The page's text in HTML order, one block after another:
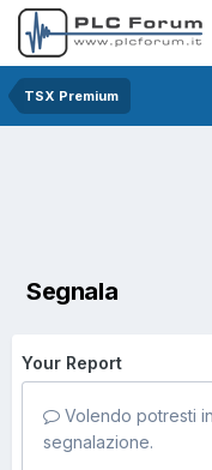
TSX Premium
Segnala
Your Report
Volendo potresti
segnalazione.